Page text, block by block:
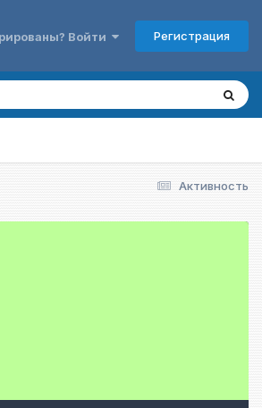
Войти Регистрация
Активность